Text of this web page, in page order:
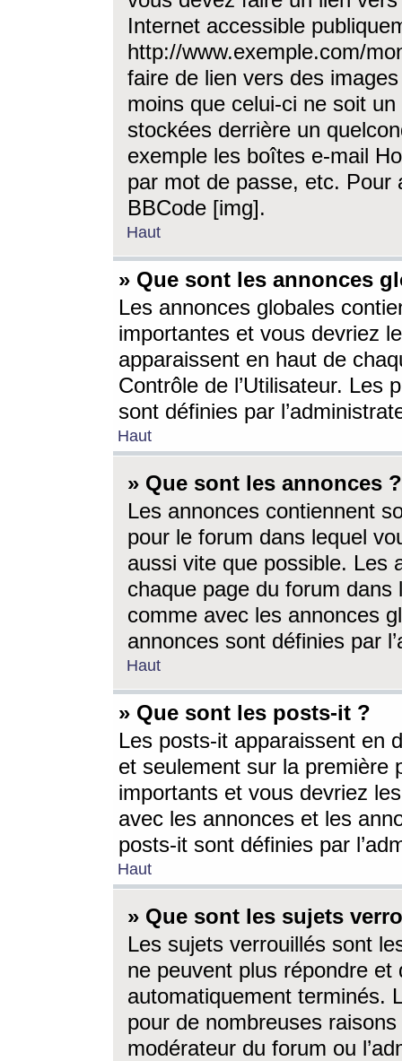
Internet accessible
http://www.exemple.com/
faire de lien vers des
moins que celui-ci ne soit
stockées derrière un
exemple les boîtes e-mail
par mot de passe, etc. Pour
BBCode [img].
Haut
» Que sont les annonces
Les annonces globales
importantes et vous devriez
apparaissent en haut de
Contrôle de l’Utilisateur. Les
sont définies par
Haut
» Que sont les annonces ?
Les annonces contiennent
pour le forum dans lequel
aussi vite que possible. Les
chaque page du forum dans
comme avec les annonces
annonces sont définies par
Haut
» Que sont les posts-it ?
Les posts-it apparaissent en
et seulement sur la première
importants et vous devriez
avec les annonces et les
posts-it sont définies par
Haut
» Que sont les sujets
Les sujets verrouillés sont
ne peuvent plus répondre
automatiquement terminés.
pour de nombreuses
modérateur du forum ou